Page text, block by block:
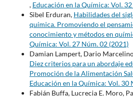
, Educación en la Química: Vol.
Sibel Erduran, Habilidades del
química. Promoviendo el
conocimiento y métodos en
Química: Vol. 27 Núm. 02 (2021)
Damian Lampert, Dario
Diez criterios para un abordaje
Promoción de la Alimentación
Educación en la Química: Vol. 30
Fabián Buffa, Lucrecia E. Moro,